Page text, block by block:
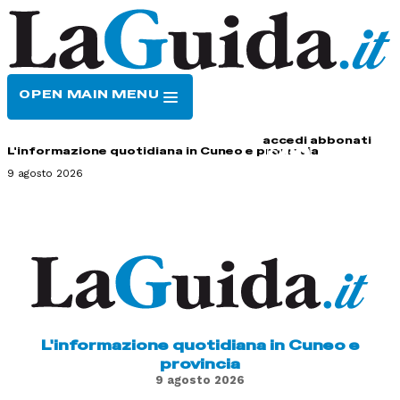
OPEN MAIN MENU
accedi abbonati
L'informazione quotidiana in Cuneo e provincia
9 agosto 2026
L'informazione quotidiana in Cuneo e
provincia
9 agosto 2026